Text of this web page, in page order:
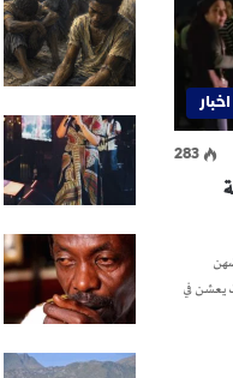
اخبار
283
يعشن في